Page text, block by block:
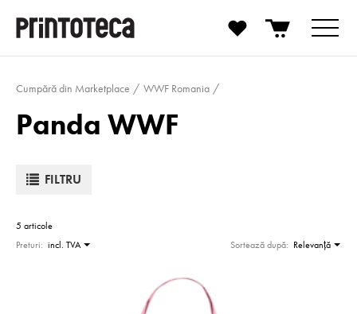
Cumpără din Marketplace WWF Romania
Panda WWF
FILTRU
5 articole
Preturi: incl. TVA Sortează după: Relevanţă